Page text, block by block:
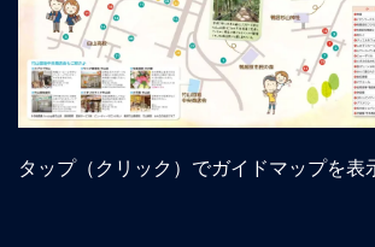
タップ（クリック）でガイドマップを表